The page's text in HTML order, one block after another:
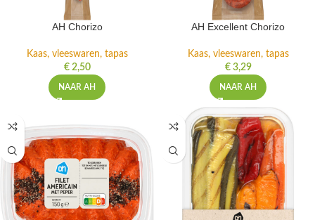
Kaas, vleeswaren, tapas
€ 2,50
NAAR AH
Kaas, vleeswaren, tapas
€ 3,29
NAAR AH